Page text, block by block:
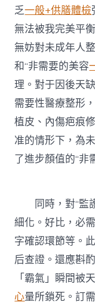
乏一般+供膳體檢
無法被我完美平
無妨對未成年人
和“非需要的美容
理。對于因後天
需要性醫療整形
植皮、內傷疤痕
准的情形下，為
了進步顏值的“非
同時，對“監
細化。好比，必
字確認環節等。
后查證。還應斟
「霸氣」瞬間被
心量所鎖死。訂